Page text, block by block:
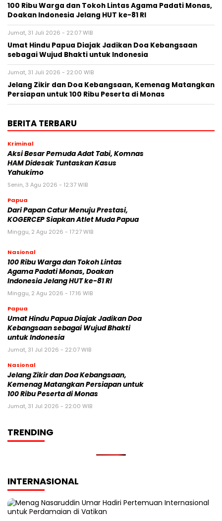
100 Ribu Warga dan Tokoh Lintas Agama Padati Monas,
Doakan Indonesia Jelang HUT ke-81 RI
Jumat, 31 Juli 2026 - 22:07 WIB
Umat Hindu Papua Diajak Jadikan Doa Kebangsaan
sebagai Wujud Bhakti untuk Indonesia
Jumat, 31 Juli 2026 - 22:00 WIB
Jelang Zikir dan Doa Kebangsaan, Kemenag Matangkan
Persiapan untuk 100 Ribu Peserta di Monas
BERITA TERBARU
Kriminal
Aksi Besar Pemuda Adat Tabi, Komnas
HAM Didesak Tuntaskan Kasus
Yahukimo
Senin, 3 Agu 2026 - 12:37 WIB
Papua
Dari Papan Catur Menuju Prestasi,
KOGERCEP Siapkan Atlet Muda Papua
Minggu, 2 Agu 2026 - 17:27 WIB
Nasional
100 Ribu Warga dan Tokoh Lintas
Agama Padati Monas, Doakan
Indonesia Jelang HUT ke-81 RI
Minggu, 2 Agu 2026 - 17:16 WIB
Papua
Umat Hindu Papua Diajak Jadikan Doa
Kebangsaan sebagai Wujud Bhakti
untuk Indonesia
Jumat, 31 Jul 2026 - 22:07 WIB
Nasional
Jelang Zikir dan Doa Kebangsaan,
Kemenag Matangkan Persiapan untuk
100 Ribu Peserta di Monas
Jumat, 31 Jul 2026 - 22:00 WIB
TRENDING
INTERNASIONAL